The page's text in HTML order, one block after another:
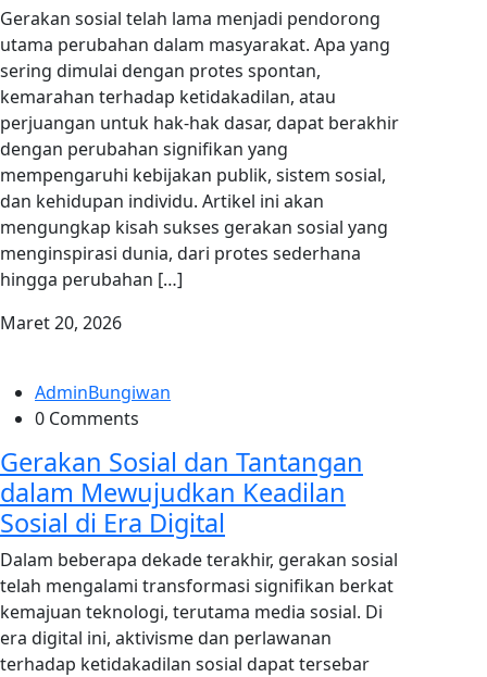
Gerakan sosial telah lama menjadi pendorong
utama perubahan dalam masyarakat. Apa yang
sering dimulai dengan protes spontan,
kemarahan terhadap ketidakadilan, atau
perjuangan untuk hak-hak dasar, dapat berakhir
dengan perubahan signifikan yang
mempengaruhi kebijakan publik, sistem sosial,
dan kehidupan individu. Artikel ini akan
mengungkap kisah sukses gerakan sosial yang
menginspirasi dunia, dari protes sederhana
hingga perubahan […]
Maret 20, 2026
AdminBungiwan
0 Comments
Gerakan Sosial dan Tantangan
dalam Mewujudkan Keadilan
Sosial di Era Digital
Dalam beberapa dekade terakhir, gerakan sosial
telah mengalami transformasi signifikan berkat
kemajuan teknologi, terutama media sosial. Di
era digital ini, aktivisme dan perlawanan
terhadap ketidakadilan sosial dapat tersebar